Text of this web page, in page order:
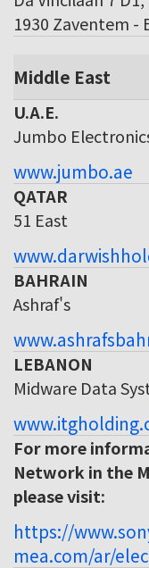
1930 Zaventem -
Middle East
U.A.E.
Jumbo
www.jumbo.ae
QATAR
51 East
BAHRAIN
Ashraf's
LEBANON
Midware Data
For more
Network in the
please visit:
https://
mea.com/ar/